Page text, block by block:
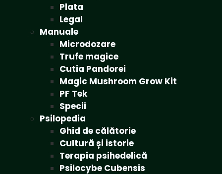
Plata
Legal
Manuale
Microdozare
Trufe magice
Cutia Pandorei
Magic Mushroom Grow Kit
PF Tek
Specii
Psilopedia
Ghid de călătorie
Cultură și istorie
Terapia psihedelică
Psilocybe Cubensis